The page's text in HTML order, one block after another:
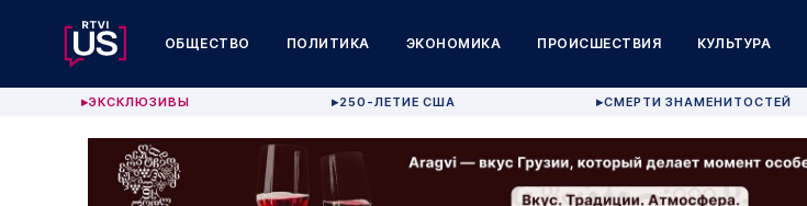
ОБЩЕСТВО ПОЛИТИКА ЭКОНОМИКА ПРОИСШЕСТВИЯ КУЛЬТУРА
▶ЭКСКЛЮЗИВЫ ▶250-ЛЕТИЕ США ▶СМЕРТИ ЗНАМЕНИТОСТЕЙ